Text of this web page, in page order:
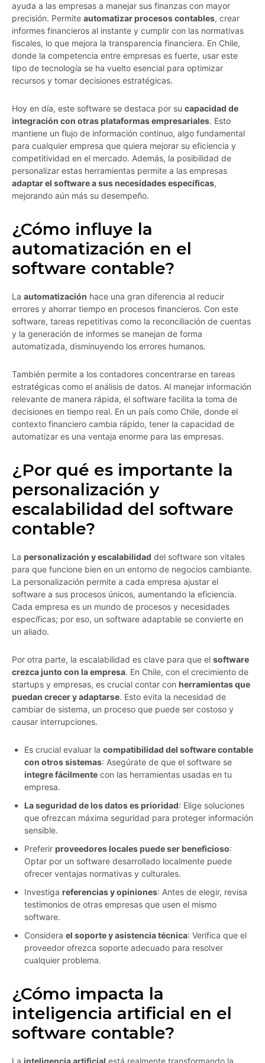
ayuda a las empresas a manejar sus finanzas con mayor
precisión. Permite automatizar procesos contables, crear
informes financieros al instante y cumplir con las normativas
fiscales, lo que mejora la transparencia financiera. En Chile,
donde la competencia entre empresas es fuerte, usar este
tipo de tecnología se ha vuelto esencial para optimizar
recursos y tomar decisiones estratégicas.
Hoy en día, este software se destaca por su capacidad de
integración con otras plataformas empresariales. Esto
mantiene un flujo de información continuo, algo fundamental
para cualquier empresa que quiera mejorar su eficiencia y
competitividad en el mercado. Además, la posibilidad de
personalizar estas herramientas permite a las empresas
adaptar el software a sus necesidades específicas,
mejorando aún más su desempeño.
¿Cómo influye la
automatización en el
software contable?
La automatización hace una gran diferencia al reducir
errores y ahorrar tiempo en procesos financieros. Con este
software, tareas repetitivas como la reconciliación de cuentas
y la generación de informes se manejan de forma
automatizada, disminuyendo los errores humanos.
También permite a los contadores concentrarse en tareas
estratégicas como el análisis de datos. Al manejar información
relevante de manera rápida, el software facilita la toma de
decisiones en tiempo real. En un país como Chile, donde el
contexto financiero cambia rápido, tener la capacidad de
automatizar es una ventaja enorme para las empresas.
¿Por qué es importante la
personalización y
escalabilidad del software
contable?
La personalización y escalabilidad del software son vitales
para que funcione bien en un entorno de negocios cambiante.
La personalización permite a cada empresa ajustar el
software a sus procesos únicos, aumentando la eficiencia.
Cada empresa es un mundo de procesos y necesidades
específicas; por eso, un software adaptable se convierte en
un aliado.
Por otra parte, la escalabilidad es clave para que el software
crezca junto con la empresa. En Chile, con el crecimiento de
startups y empresas, es crucial contar con herramientas que
puedan crecer y adaptarse. Esto evita la necesidad de
cambiar de sistema, un proceso que puede ser costoso y
causar interrupciones.
Es crucial evaluar la compatibilidad del software contable
con otros sistemas: Asegúrate de que el software se
integre fácilmente con las herramientas usadas en tu
empresa.
La seguridad de los datos es prioridad: Elige soluciones
que ofrezcan máxima seguridad para proteger información
sensible.
Preferir proveedores locales puede ser beneficioso:
Optar por un software desarrollado localmente puede
ofrecer ventajas normativas y culturales.
Investiga referencias y opiniones: Antes de elegir, revisa
testimonios de otras empresas que usen el mismo
software.
Considera el soporte y asistencia técnica: Verifica que el
proveedor ofrezca soporte adecuado para resolver
cualquier problema.
¿Cómo impacta la
inteligencia artificial en el
software contable?